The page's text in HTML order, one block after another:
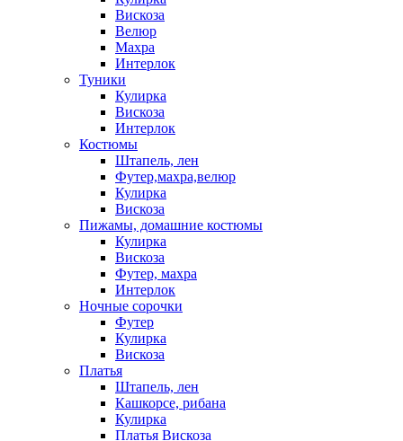
Вискоза
Велюр
Махра
Интерлок
Туники
Кулирка
Вискоза
Интерлок
Костюмы
Штапель, лен
Футер,махра,велюр
Кулирка
Вискоза
Пижамы, домашние костюмы
Кулирка
Вискоза
Футер, махра
Интерлок
Ночные сорочки
Футер
Кулирка
Вискоза
Платья
Штапель, лен
Кашкорсе, рибана
Кулирка
Платья Вискоза